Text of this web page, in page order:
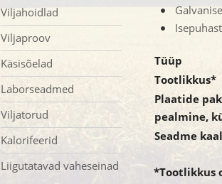
Viljahoidlad
Viljaproov
Käsisõelad
Laborseadmed
Viljatorud
Kalorifeerid
Liigutatavad vaheseinad
Tüüp
Tootlikkus*
Plaatide
pealmine,
Seadme
*Tootlikkus